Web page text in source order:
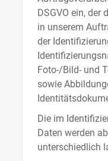
DSGVO ein, der
in unserem
der
Foto-/Bild- und
sowie
Die im
Daten werden
unterschiedlich